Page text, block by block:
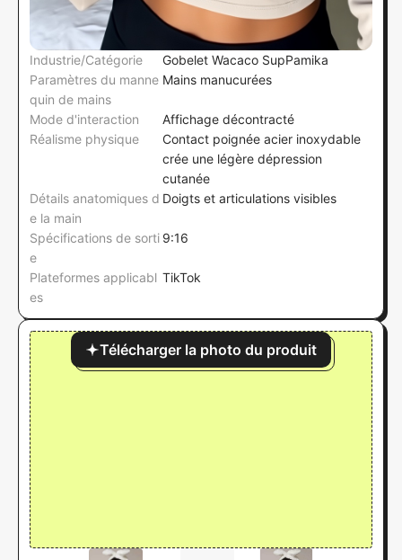
Industrie/Catégorie
Gobelet Wacaco SupPamika
Paramètres du manne
quin de mains
Mains manucurées
Mode d'interaction
Affichage décontracté
Réalisme physique
Contact poignée acier inoxydable
crée une légère dépression
cutanée
Détails anatomiques d
e la main
Doigts et articulations visibles
Spécifications de sorti
e
9:16
Plateformes applicabl
es
TikTok
Télécharger la photo du produit